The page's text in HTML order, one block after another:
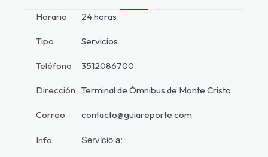
Horario 24 horas
Tipo Servicios
Teléfono 3512086700
Dirección Terminal de Ómnibus de Monte Cristo
Correo contacto@guiareporte.com
Info
Servicio a: